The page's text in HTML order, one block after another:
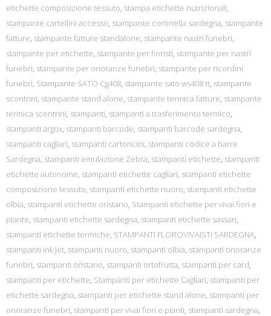
etichette composizione tessuto, stampa etichette nutrizionali,
stampante cartellini accesso, stampante coronella sardegna, stampante
fatture, stampante fatture standalone, stampante nastri funebri,
stampante per etichette, stampante per fioristi, stampante per nastri
funebri, stampante per onoranze funebri, stampante per ricordini
funebri, Stampante SATO Cg408, stampante sato ws408 tt, stampante
scontrini, stampante stand alone, stampante termica fatture, stampante
termica scontrini, stampanti, stampanti a trasferimento termico,
stampanti argox, stampanti barcode, stampanti barcode sardegna,
stampanti cagliari, stampanti cartoncini, stampanti codice a barre
Sardegna, stampanti emulazione Zebra, stampanti etichette, stampanti
etichette autonome, stampanti etichette cagliari, stampanti etichette
composizione tessuto, stampanti etichette nuoro, stampanti etichette
olbia, stampanti etichette oristano, Stampanti etichette per vivai fiori e
piante, stampanti etichette sardegna, stampanti etichette sassari,
stampanti etichette termiche, STAMPANTI FLOROVIVAISTI SARDEGNA,
stampanti ink jet, stampanti nuoro, stampanti olbia, stampanti onoranze
funebri, stampanti oristano, stampanti ortofrutta, stampanti per card,
stampanti per etichette, Stampanti per etichette Cagliari, stampanti per
etichette sardegna, stampanti per etichette stand alone, stampanti per
onoranze funebri, stampanti per vivai fiori e pianti, stampanti sardegna,